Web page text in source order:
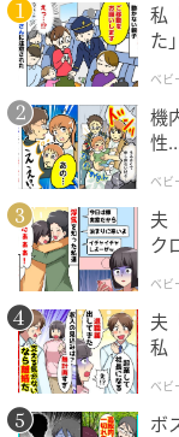
ているサインで
要です。
セカンドオピ
脊髄腫瘍の手術
によって設備（
の経験値が異な
門施設を尋ねる
利です。
※記事の内容は
場合があります
私
た
ベビ
機
性
ベビ
夫
ク
ベビ
夫
私
ベビ
ボ